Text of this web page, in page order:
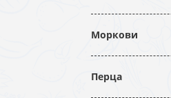
Моркови
Перца